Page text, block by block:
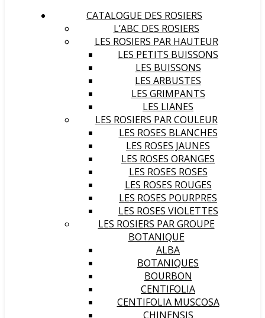
CATALOGUE DES ROSIERS
L’ABC DES ROSIERS
LES ROSIERS PAR HAUTEUR
LES PETITS BUISSONS
LES BUISSONS
LES ARBUSTES
LES GRIMPANTS
LES LIANES
LES ROSIERS PAR COULEUR
LES ROSES BLANCHES
LES ROSES JAUNES
LES ROSES ORANGES
LES ROSES ROSES
LES ROSES ROUGES
LES ROSES POURPRES
LES ROSES VIOLETTES
LES ROSIERS PAR GROUPE
BOTANIQUE
ALBA
BOTANIQUES
BOURBON
CENTIFOLIA
CENTIFOLIA MUSCOSA
CHINENSIS